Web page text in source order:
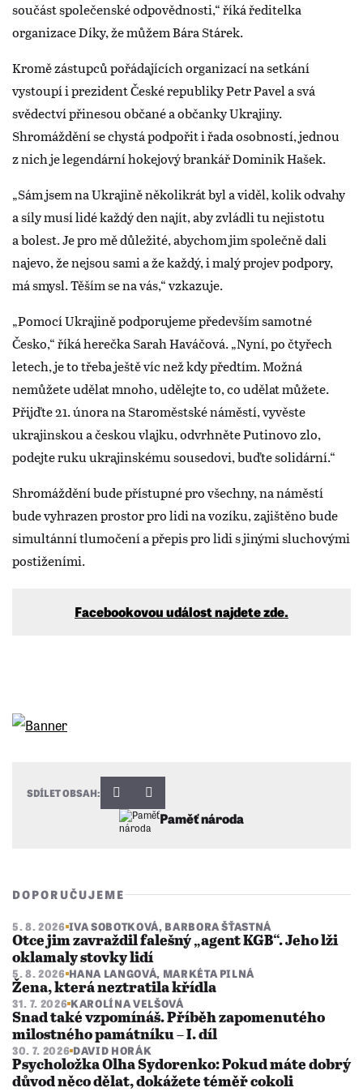
součást společenské odpovědnosti,“ říká ředitelka
organizace Díky, že můžem Bára Stárek.
Kromě zástupců pořádajících organizací na setkání
vystoupí i prezident České republiky Petr Pavel a svá
svědectví přinesou občané a občanky Ukrajiny.
Shromáždění se chystá podpořit i řada osobností, jednou
z nich je legendární hokejový brankář Dominik Hašek.
„Sám jsem na Ukrajině několikrát byl a viděl, kolik odvahy
a síly musí lidé každý den najít, aby zvládli tu nejistotu
a bolest. Je pro mě důležité, abychom jim společně dali
najevo, že nejsou sami a že každý, i malý projev podpory,
má smysl. Těším se na vás,“ vzkazuje.
„Pomocí Ukrajině podporujeme především samotné
Česko,“ říká herečka Sarah Haváčová. „Nyní, po čtyřech
letech, je to třeba ještě víc než kdy předtím. Možná
nemůžete udělat mnoho, udělejte to, co udělat můžete.
Přijďte 21. února na Staroměstské náměstí, vyvěste
ukrajinskou a českou vlajku, odvrhněte Putinovo zlo,
podejte ruku ukrajinskému sousedovi, buďte solidární.“
Shromáždění bude přístupné pro všechny, na náměstí
bude vyhrazen prostor pro lidi na vozíku, zajištěno bude
simultánní tlumočení a přepis pro lidi s jinými sluchovými
postiženími.
Facebookovou událost najdete zde.
Paměť národa
SDÍLET OBSAH:
DOPORUČUJEME
5. 8. 2026 IVA SOBOTKOVÁ, BARBORA ŠŤASTNÁ
Otce jim zavraždil falešný „agent KGB“. Jeho lži
oklamaly stovky lidí
5. 8. 2026 HANA LANGOVÁ, MARKÉTA PILNÁ
Žena, která neztratila křídla
31. 7. 2026 KAROLÍNA VELŠOVÁ
Snad také vzpomínáš. Příběh zapomenutého
milostného památníku – I. díl
30. 7. 2026 DAVID HORÁK
Psycholožka Olha Sydorenko: Pokud máte dobrý
důvod něco dělat, dokážete téměř cokoli